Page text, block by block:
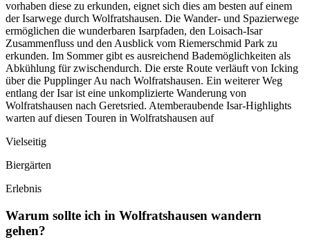
vorhaben diese zu erkunden, eignet sich dies am besten auf einem
der Isarwege durch Wolfratshausen. Die Wander- und Spazierwege
ermöglichen die wunderbaren Isarpfaden, den Loisach-Isar
Zusammenfluss und den Ausblick vom Riemerschmid Park zu
erkunden. Im Sommer gibt es ausreichend Bademöglichkeiten als
Abkühlung für zwischendurch. Die erste Route verläuft von Icking
über die Pupplinger Au nach Wolfratshausen. Ein weiterer Weg
entlang der Isar ist eine unkomplizierte Wanderung von
Wolfratshausen nach Geretsried. Atemberaubende Isar-Highlights
warten auf diesen Touren in Wolfratshausen auf
Vielseitig
Biergärten
Erlebnis
Warum sollte ich in Wolfratshausen wandern
gehen?